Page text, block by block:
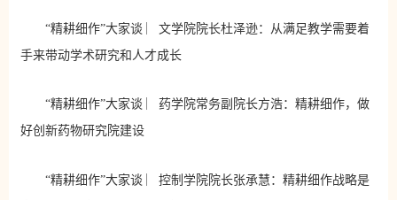
“精耕细作”大家谈 ︳文学院院长杜泽逊：从满足教学需要着
手来带动学术研究和人才成长
“精耕细作”大家谈 ︳药学院常务副院长方浩：精耕细作，做
好创新药物研究院建设
“精耕细作”大家谈 ︳控制学院院长张承慧：精耕细作战略是